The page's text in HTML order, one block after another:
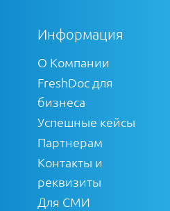
Информация
О Компании
FreshDoc для
бизнеса
Успешные кейсы
Партнерам
Контакты и
реквизиты
Для СМИ